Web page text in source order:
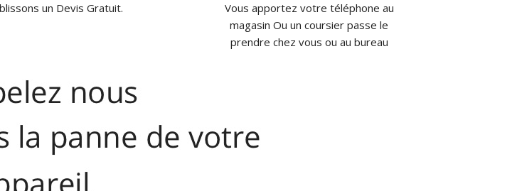
un Devis Gratuit.
Vous apportez votre téléphone au
magasin Ou un coursier passe le
prendre chez vous ou au bureau